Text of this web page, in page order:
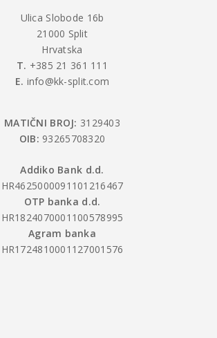
Ulica Slobode 16b
21000 Split
Hrvatska
T. +385 21 361 111
E. info@kk-split.com
MATIČNI BROJ: 3129403
OIB: 93265708320
Addiko Bank d.d.
HR4625000091101216467
OTP banka d.d.
HR1824070001100578995
Agram banka
HR1724810001127001576